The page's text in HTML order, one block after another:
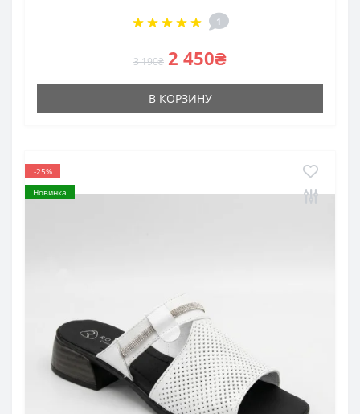
1
3 190₴ 2 450₴
В КОРЗИНУ
-25%
Новинка